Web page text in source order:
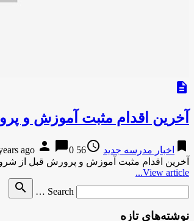
description
آخرین اقدام مثبت آموزش و
bookmark اخبار مدرسه جدید access_time
56 years ago
person chat_bubble0
آخرین اقدام مثبت آموزش و پرورش قبل از
View article...
Search …
search
نوشته‌های تازه